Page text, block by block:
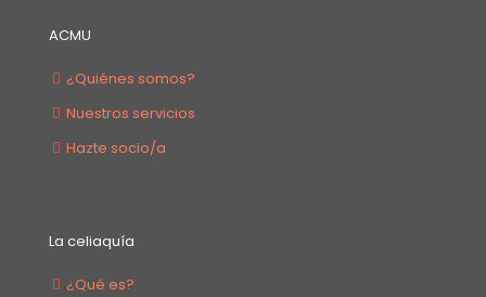
ACMU
¿Quiénes somos?
Nuestros servicios
Hazte socio/a
La celiaquía
¿Qué es?